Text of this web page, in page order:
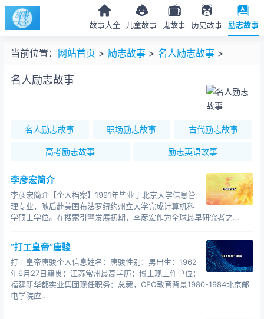
故事大全 儿童故事 鬼故事 历史故事 励志故事
当前位置： 网站首页 > 励志故事 > 名人励志故事 >
名人励志故事
名人励志故事 职场励志故事 古代励志故事
高考励志故事 励志英语故事
李彦宏简介
李彦宏简介【个人档案】1991年毕业于北京大学信息管
理专业，随后赴美国布法罗纽约州立大学完成计算机科
学硕士学位。在搜索引擎发展初期，李彦宏作为全球最早研究者之...
“打工皇帝”唐骏
打工皇帝唐骏个人信息姓名：唐骏性别：男出生：1962
年6月27日籍贯：江苏常州最高学历：博士现工作单位：
福建新华都实业集团现任职务：总裁，CEO教育背景1980-1984北京邮
电学院应...